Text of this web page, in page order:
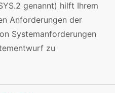
genannt) hilft Ihrem
Anforderungen der
Systemanforderungen
zu